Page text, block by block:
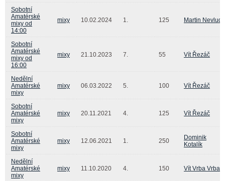
Sobotní
Amatérské
mixy od
14:00
mixy 10.02.2024 1. 125 Martin Nevlud
Sobotní
Amatérské
mixy od
16:00
mixy 21.10.2023 7. 55 Vít Řezáč
Nedělní
Amatérské
mixy
mixy 06.03.2022 5. 100 Vít Řezáč
Sobotní
Amatérské
mixy
mixy 20.11.2021 4. 125 Vít Řezáč
Sobotní
Amatérské
mixy
mixy 12.06.2021 1. 250
Dominik
Kotalík
Nedělní
Amatérské
mixy
mixy 11.10.2020 4. 150 Vít Vrba Vrba